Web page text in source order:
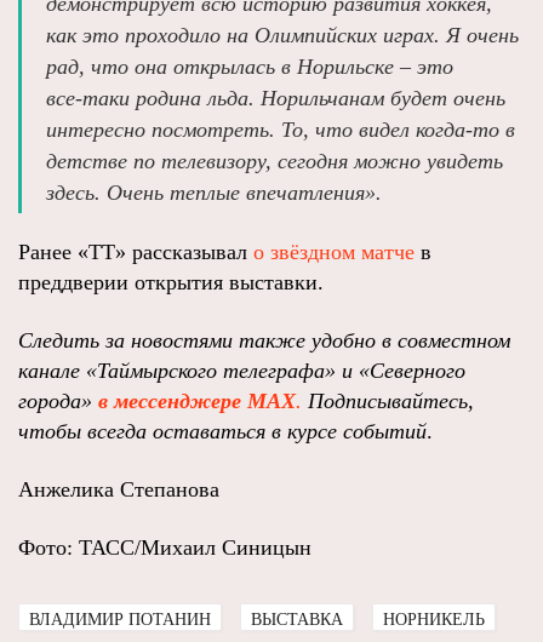
как это проходило на Олимпийских играх. Я очень
рад, что она открылась в Норильске – это
все‑таки родина льда. Норильчанам будет очень
интересно посмотреть. То, что видел когда‑то в
детстве по телевизору, сегодня можно увидеть
здесь. Очень теплые впечатления».
Ранее «ТТ» рассказывал о звёздном матче в
преддверии открытия выставки.
Следить за новостями также удобно в совместном
канале «Таймырского телеграфа» и «Северного
города» в мессенджере MAX. Подписывайтесь,
чтобы всегда оставаться в курсе событий.
Анжелика Степанова
Фото: ТАСС/Михаил Синицын
ВЛАДИМИР ПОТАНИН ВЫСТАВКА НОРНИКЕЛЬ